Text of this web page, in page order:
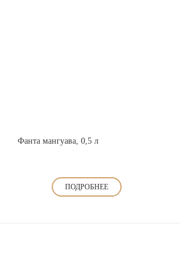
Фанта мангуава, 0,5 л
ПОДРОБНЕЕ